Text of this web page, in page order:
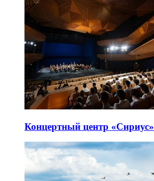
Концертный центр «Сириус»